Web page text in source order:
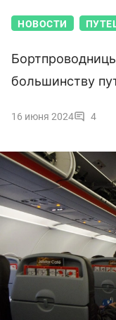
НОВОСТИ
большинству
16 июня 2024 4